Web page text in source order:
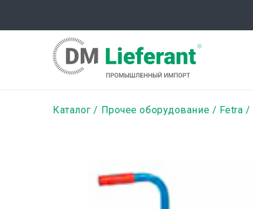
содержанию
Строка
Каталог Прочее оборудование Fetra